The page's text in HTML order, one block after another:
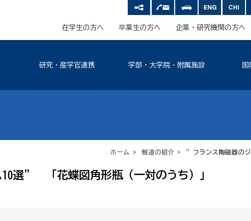
在学生の方へ 卒業生の方へ 企業・研究機関の方へ
研究・産学官連携 学部・大学院・附属施設 国
ホーム > 報道の紹介 > ”フランス陶磁器のジ
選” 「花蝶図角形瓶（一対のうち）」